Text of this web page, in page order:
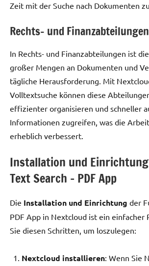
Zeit mit der Suche nach Dokumenten
Rechts- und Finanzabteilungen
In Rechts- und Finanzabteilungen ist
großer Mengen an Dokumenten und
tägliche Herausforderung. Mit
Volltextsuche können diese
effizienter organisieren und schneller
Informationen zugreifen, was die
erheblich verbessert.
Installation und
Text Search – PDF App
Die Installation und Einrichtung der
PDF App in Nextcloud ist ein einfacher
Sie diesen Schritten, um loszulegen:
Nextcloud installieren: Wenn Sie